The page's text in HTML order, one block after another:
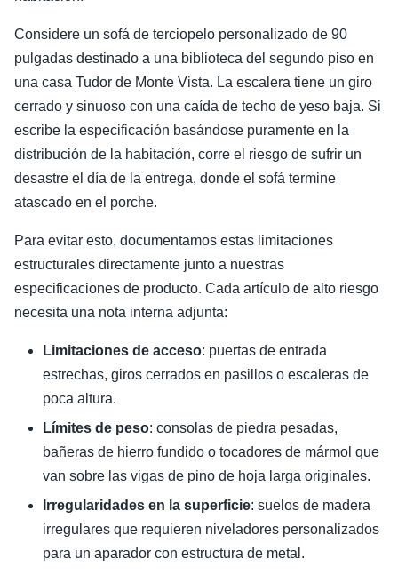
Considere un sofá de terciopelo personalizado de 90
pulgadas destinado a una biblioteca del segundo piso en
una casa Tudor de Monte Vista. La escalera tiene un giro
cerrado y sinuoso con una caída de techo de yeso baja. Si
escribe la especificación basándose puramente en la
distribución de la habitación, corre el riesgo de sufrir un
desastre el día de la entrega, donde el sofá termine
atascado en el porche.
Para evitar esto, documentamos estas limitaciones
estructurales directamente junto a nuestras
especificaciones de producto. Cada artículo de alto riesgo
necesita una nota interna adjunta:
Limitaciones de acceso: puertas de entrada
estrechas, giros cerrados en pasillos o escaleras de
poca altura.
Límites de peso: consolas de piedra pesadas,
bañeras de hierro fundido o tocadores de mármol que
van sobre las vigas de pino de hoja larga originales.
Irregularidades en la superficie: suelos de madera
irregulares que requieren niveladores personalizados
para un aparador con estructura de metal.